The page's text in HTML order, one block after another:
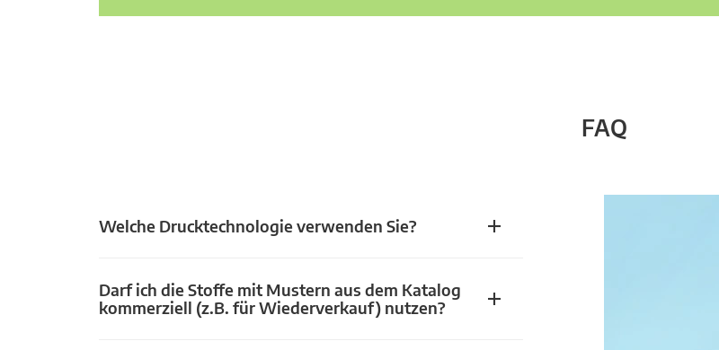
FAQ
Welche Drucktechnologie verwenden Sie?
Darf ich die Stoffe mit Mustern aus dem Katalog
kommerziell (z.B. für Wiederverkauf) nutzen?